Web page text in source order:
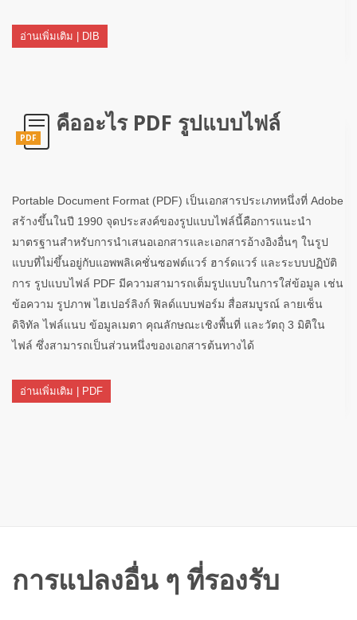
อ่านเพิ่มเติม | DIB
PDF
คืออะไร PDF รูปแบบไฟล์
Portable Document Format (PDF) เป็นเอกสารประเภทหนึ่งที่ Adobe
สร้างขึ้นในปี 1990 จุดประสงค์ของรูปแบบไฟล์นี้คือการแนะนำ
มาตรฐานสำหรับการนำเสนอเอกสารและเอกสารอ้างอิงอื่นๆ ในรูป
แบบที่ไม่ขึ้นอยู่กับแอพพลิเคชั่นซอฟต์แวร์ ฮาร์ดแวร์ และระบบปฏิบัติ
การ รูปแบบไฟล์ PDF มีความสามารถเต็มรูปแบบในการใส่ข้อมูล เช่น
ข้อความ รูปภาพ ไฮเปอร์ลิงก์ ฟิลด์แบบฟอร์ม สื่อสมบูรณ์ ลายเซ็น
ดิจิทัล ไฟล์แนบ ข้อมูลเมตา คุณลักษณะเชิงพื้นที่ และวัตถุ 3 มิติใน
ไฟล์ ซึ่งสามารถเป็นส่วนหนึ่งของเอกสารต้นทางได้
อ่านเพิ่มเติม | PDF
การแปลงอื่น ๆ ที่รองรับ